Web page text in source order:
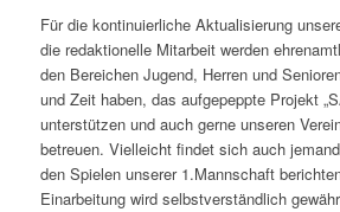
Für die kontinuierliche Aktualisierung
die redaktionelle Mitarbeit werden
den Bereichen Jugend, Herren und
und Zeit haben, das aufgepeppte Projekt
unterstützen und auch gerne unseren
betreuen. Vielleicht findet sich auch
den Spielen unserer 1.Mannschaft
Einarbeitung wird selbstverständlich